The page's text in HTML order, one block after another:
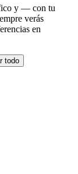
y — con tu
verás
en
todo